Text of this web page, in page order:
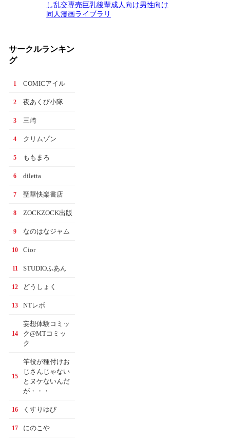
し乱交専売巨乳後輩成人向け男性向け
同人漫画ライブラリ
サークルランキン
グ
1 COMICアイル
2 夜あくび小隊
3 三崎
4 クリムゾン
5 ももまろ
6 diletta
7 聖華快楽書店
8 ZOCKZOCK出版
9 なのはなジャム
10 Cior
11 STUDIOふあん
12 どうしょく
13 NTレボ
14
妄想体験コミッ
ク@MTコミッ
ク
15
竿役が種付けお
じさんじゃない
とヌケないんだ
が・・・
16 くすりゆび
17 にのこや